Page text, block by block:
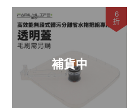
補貨中
6
折